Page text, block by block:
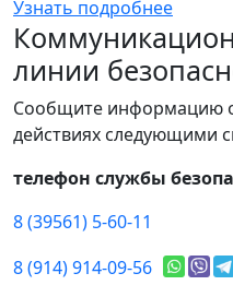
Узнать подробнее
линии
Сообщите информацию
действиях следующими
телефон службы
8 (39561) 5-60-11
8 (914) 914-09-56